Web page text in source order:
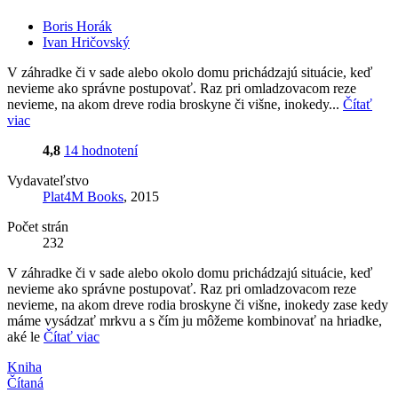
Boris Horák
Ivan Hričovský
V záhradke či v sade alebo okolo domu prichádzajú situácie, keď
nevieme ako správne postupovať. Raz pri omladzovacom reze
nevieme, na akom dreve rodia broskyne či višne, inokedy... Čítať
viac
4,8 14 hodnotení
Vydavateľstvo
Plat4M Books, 2015
Počet strán
232
V záhradke či v sade alebo okolo domu prichádzajú situácie, keď
nevieme ako správne postupovať. Raz pri omladzovacom reze
nevieme, na akom dreve rodia broskyne či višne, inokedy zase kedy
máme vysádzať mrkvu a s čím ju môžeme kombinovať na hriadke,
aké le Čítať viac
Kniha
Čítaná